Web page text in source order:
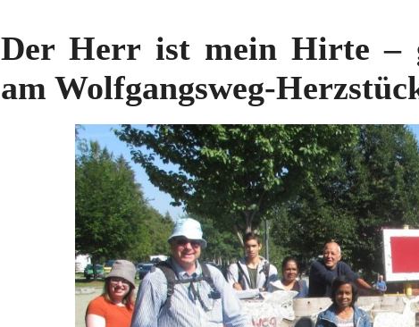
Der Herr ist mein Hirte –
am Wolfgangsweg-